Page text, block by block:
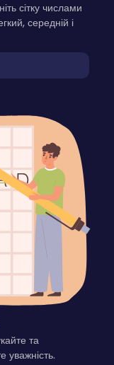
сітку числами
середній і
та
уважність.